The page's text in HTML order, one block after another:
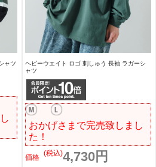
ャツ
ヘビーウエイト ロゴ 刺しゅう 長袖 ラガーシ
ャツ
おかげさまで完売致しまし
た！
価格 4,730円
(税込)